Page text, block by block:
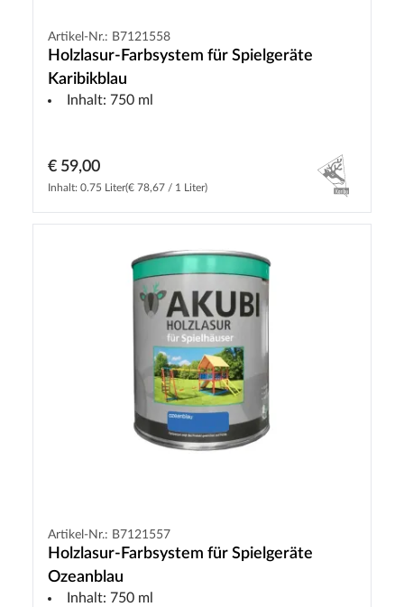
Artikel-Nr.: B7121558
Holzlasur-Farbsystem für Spielgeräte
Karibikblau
Inhalt: 750 ml
€ 59,00
Inhalt: 0.75 Liter(€ 78,67 / 1 Liter)
Artikel-Nr.: B7121557
Holzlasur-Farbsystem für Spielgeräte
Ozeanblau
Inhalt: 750 ml